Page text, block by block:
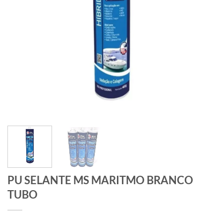
PU SELANTE MS MARITMO BRANCO
TUBO